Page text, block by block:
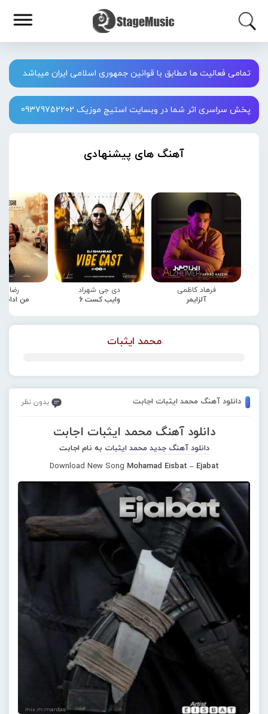
تمامی فعالیت ها مطابق با قوانین جمهوری اسلامی ایران میباشد
پخش سراسری اثر شما در وبسایت استیج موزیک 09379752202
آهنگ های پیشنهادی
فرهاد کاظمی
آلزایمر
دی جی شهراد
وایب کست 6
رضا
من
محمد ایثبات
دانلود آهنگ محمد ایثبات اجابت بدون نظر
دانلود آهنگ محمد ایثبات اجابت
دانلود آهنگ جدید محمد ایثبات به نام اجابت
Download New Song Mohamad Eisbat – Ejabat